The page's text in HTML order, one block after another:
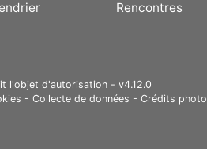
Rencontres
l'objet d'autorisation - v4.12.0
- Collecte de données - Crédits photo